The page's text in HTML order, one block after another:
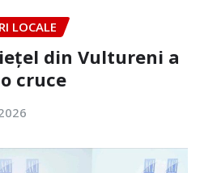
LOCALE
din Vultureni a
cruce